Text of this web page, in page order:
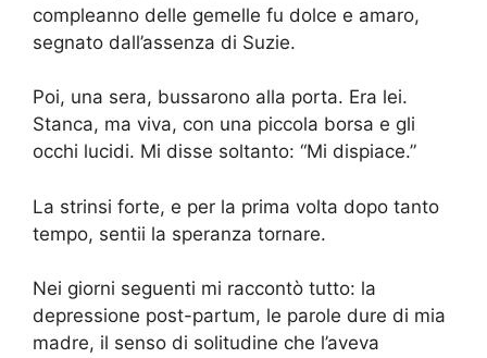
compleanno delle gemelle fu dolce e amaro,
segnato dall’assenza di Suzie.
Poi, una sera, bussarono alla porta. Era lei.
Stanca, ma viva, con una piccola borsa e gli
occhi lucidi. Mi disse soltanto: “Mi dispiace.”
La strinsi forte, e per la prima volta dopo tanto
tempo, sentii la speranza tornare.
Nei giorni seguenti mi raccontò tutto: la
depressione post-partum, le parole dure di mia
madre, il senso di solitudine che l’aveva